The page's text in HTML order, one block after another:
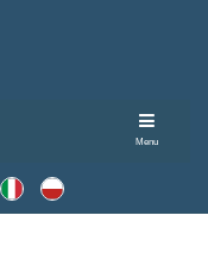
Menu